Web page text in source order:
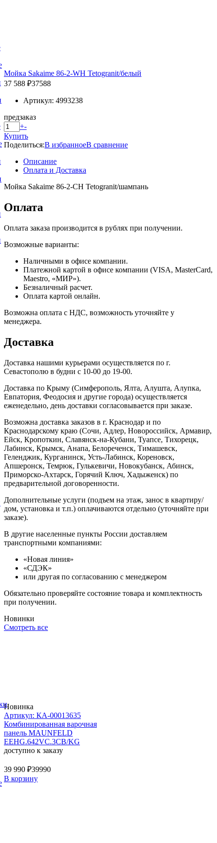
Мойка Sakaime 86-2-WH Tetogranit/белый
37 588 ₽37588
Артикул: 4993238
предзаказ
+-
Купить
Поделиться:В избранноеВ сравнение
Описание
Оплата и Доставка
Мойка Sakaime 86-2-СH Tetogranit/шампань
Оплата
Оплата заказа производится в рублях при получении.
Возможные варианты:
Наличными в офисе компании.
Платежной картой в офисе компании (VISA, MasterCard,
Maestro, «МИР»).
Безналичный расчет.
Оплата картой онлайн.
Возможна оплата с НДС, возможность уточняйте у
менеджера.
Доставка
Доставка нашими курьерами осуществляется по г.
Севастополю в будни с 10-00 до 19-00.
Доставка по Крыму (Симферополь, Ялта, Алушта, Алупка,
Евпатория, Феодосия и другие города) осуществляется
еженедельно, день доставки согласовывается при заказе.
Возможна доставка заказов в г. Краснодар и по
Краснодарскому краю (Сочи, Адлер, Новороссийск, Армавир,
Ейск, Кропоткин, Славянск-на-Кубани, Туапсе, Тихорецк,
Лабинск, Крымск, Анапа, Белореченск, Тимашевск,
Геленджик, Курганинск, Усть-Лабинск, Кореновск,
Апшеронск, Темрюк, Гулькевичи, Новокубанск, Абинск,
Приморско-Ахтарск, Горячий Ключ, Хадыженск) по
предварительной договоренности.
Дополнительные услуги (подъем на этаж, занос в квартиру/
дом, установка и т.п.) оплачиваются отдельно (уточняйте при
заказе).
В другие населенные пункты России доставляем
транспортными компаниями:
«Новая линия»
«СДЭК»
или другая по согласованию с менеджером
Обязательно проверяйте состояние товара и комплектность
при получении.
Новинки
Смотреть все
Новинка
Артикул: КА-00013635
Комбинированная варочная
панель MAUNFELD
EEHG.642VC.3CB/KG
доступно к заказу
39 990 ₽39990
В корзину